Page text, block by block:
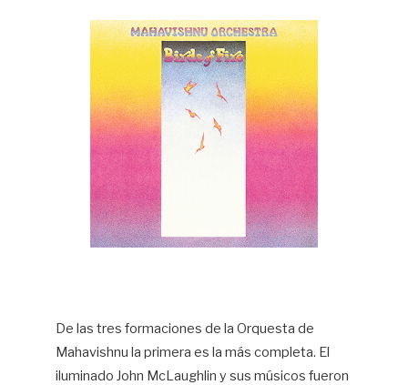
De las tres formaciones de la Orquesta de
Mahavishnu la primera es la más completa. El
iluminado John McLaughlin y sus músicos fueron